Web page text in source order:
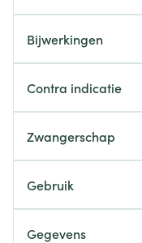
Bijwerkingen
Contra indicatie
Zwangerschap
Gebruik
Gegevens